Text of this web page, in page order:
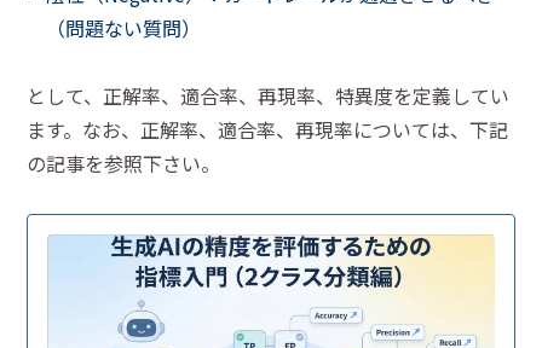
（問題ない質問）
として、正解率、適合率、再現率、特異度を定義してい
ます。なお、正解率、適合率、再現率については、下記
の記事を参照下さい。